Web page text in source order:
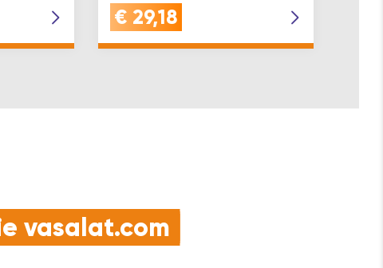
Winkel(°): 45 ø(mm): 120 I…
€ 29,18
vasalat.com